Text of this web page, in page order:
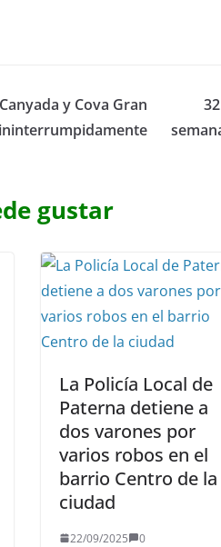
y Cova Gran
gustar
La Policía Local de
Paterna detiene a
dos varones por
varios robos en el
barrio Centro de la
ciudad
22/09/2025 0